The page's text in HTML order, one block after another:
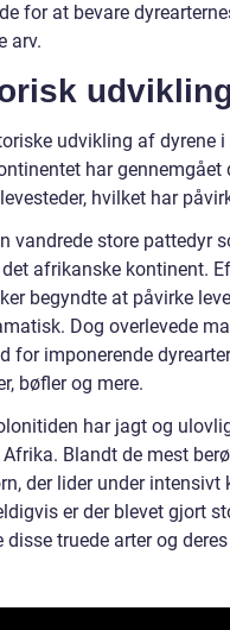
for at bevare
arv.
udvikling af dyrene
har
hvilket har
vandrede store pattedyr
afrikanske kontinent.
begyndte at påvirke
Dog overlevede
for imponerende
bøfler og mere.
har jagt og
Blandt de mest
der lider under
er der blevet gjort
disse truede arter og